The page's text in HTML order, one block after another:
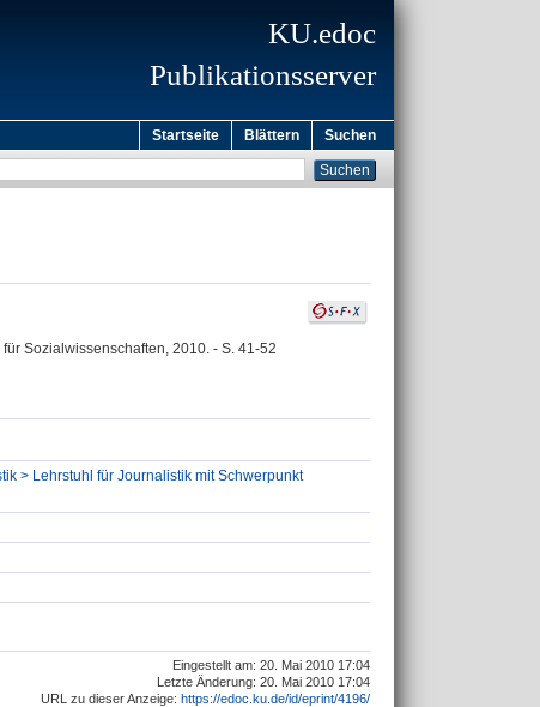
KU.edoc
Publikationsserver
Startseite Blättern Suchen
Sozialwissenschaften, 2010. - S. 41-52
> Lehrstuhl für Journalistik mit Schwerpunkt
Eingestellt am: 20. Mai 2010 17:04
Letzte Änderung: 20. Mai 2010 17:04
URL zu dieser Anzeige: https://edoc.ku.de/id/eprint/4196/